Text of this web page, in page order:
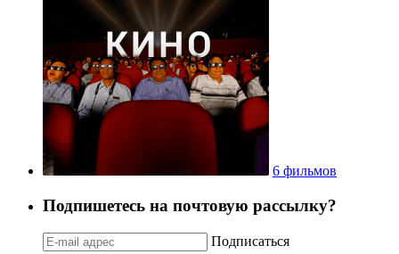
6 фильмов
Подпишетесь на почтовую рассылку?
Подписаться